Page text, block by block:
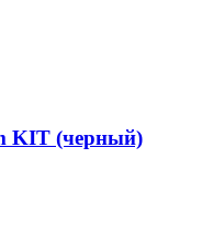
KIT (черный)